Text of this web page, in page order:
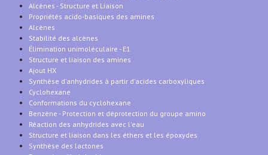
Alcènes - Structure et Liaison
Propriétés acido-basiques des amines
Alcènes
Stabilité des alcènes
Élimination unimoléculaire - E1
Structure et liaison des amines
Ajout HX
Synthèse d'anhydrides à partir d'acides carboxyliques
Cyclohexane
Conformations du cyclohexane
Benzène - Protection et déprotection du groupe amino
Réaction des anhydrides avec l'eau
Structure et liaison dans les éthers et les époxydes
Synthèse des lactones